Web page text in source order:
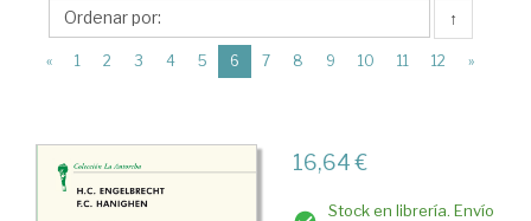
Unión
Editorial
↑
« 1 2 3 4 5 6 (current)
7 8 9 10 11 12 »
16,64 €
Stock en librería. Envío